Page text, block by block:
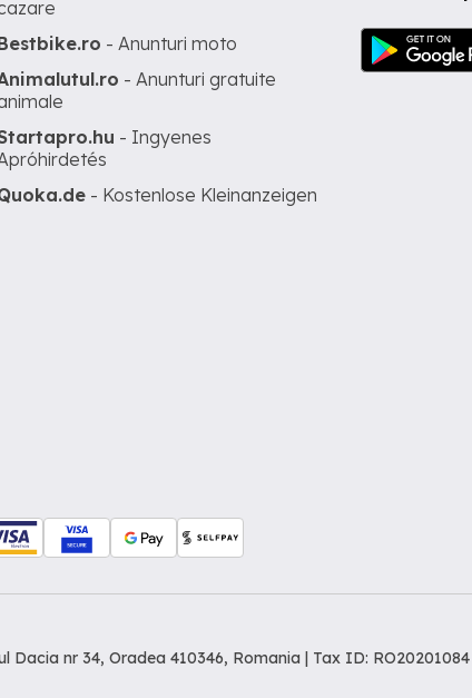
- Anunturi moto
- Anunturi gratuite
- Ingyenes
- Kostenlose Kleinanzeigen
Dacia nr 34, Oradea 410346, Romania | Tax ID: